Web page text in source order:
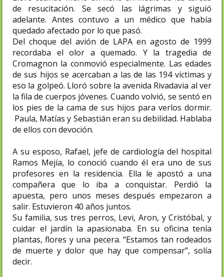
de resucitación. Se secó las lágrimas y siguió
adelante. Antes contuvo a un médico que había
quedado afectado por lo que pasó.
Del choque del avión de LAPA en agosto de 1999
recordaba el olor a quemado. Y la tragedia de
Cromagnon la conmovió especialmente. Las edades
de sus hijos se acercaban a las de las 194 víctimas y
eso la golpeó. Lloró sobre la avenida Rivadavia al ver
la fila de cuerpos jóvenes. Cuando volvió, se sentó en
los pies de la cama de sus hijos para verlos dormir.
Paula, Matías y Sebastián eran su debilidad. Hablaba
de ellos con devoción.
A su esposo, Rafael, jefe de cardiología del hospital
Ramos Mejía, lo conoció cuando él era uno de sus
profesores en la residencia. Ella le apostó a una
compañera que lo iba a conquistar. Perdió la
apuesta, pero unos meses después empezaron a
salir. Estuvieron 40 años juntos.
Su familia, sus tres perros, Levi, Aron, y Cristóbal, y
cuidar el jardín la apasionaba. En su oficina tenía
plantas, flores y una pecera. “Estamos tan rodeados
de muerte y dolor que hay que compensar”, solía
decir.